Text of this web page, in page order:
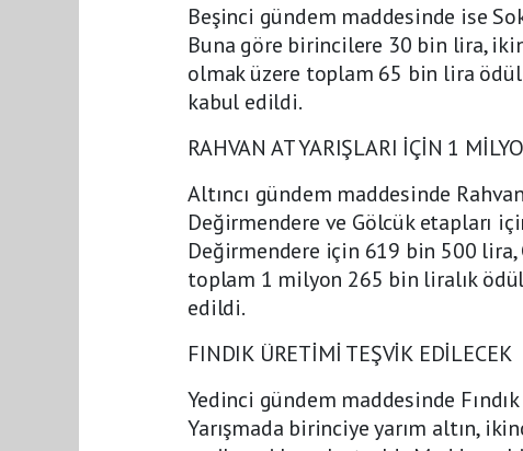
Beşinci gündem maddesinde ise
Buna göre birincilere 30 bin lira,
olmak üzere toplam 65 bin lira
kabul edildi.
RAHVAN AT YARIŞLARI İÇİN 1
Altıncı gündem maddesinde
Değirmendere ve Gölcük etapları
Değirmendere için 619 bin 500
toplam 1 milyon 265 bin liralık
edildi.
FINDIK ÜRETİMİ TEŞVİK EDİLECEK
Yedinci gündem maddesinde
Yarışmada birinciye yarım altın,